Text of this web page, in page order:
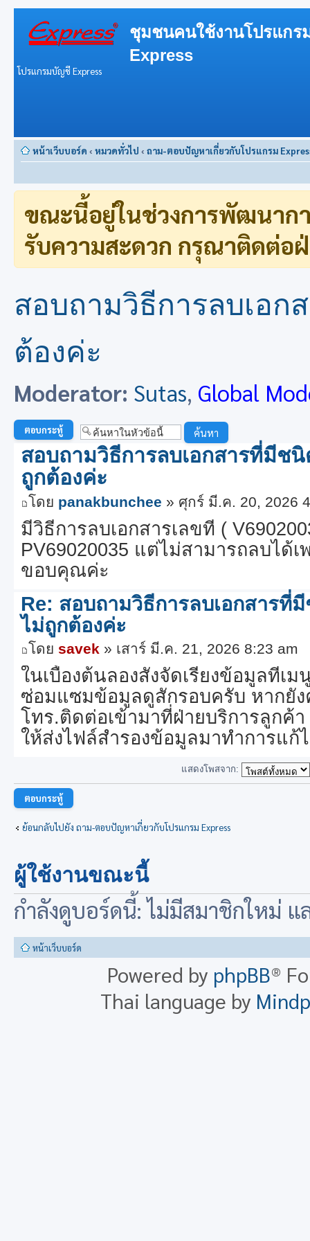
ชุมชนคนใช้งานโปรแก
Express
โปรแกรมบัญชี Express
หน้าเว็บบอร์ด ‹ หมวดทั่วไป ‹ ถาม-ตอบปัญหาเกี่ยวกับโปรแกรม
ขณะนี้อยู่ในช่วงการพัฒนาก
รับความสะดวก กรุณาติดต่อ
สอบถามวิธีการลบเอก
ต้องค่ะ
Moderator: Sutas, Global
ตอบกระทู้
สอบถามวิธีการลบเอกสารที่มีชนิ
ถูกต้องค่ะ
โดย panakbunchee » ศุกร์ มี.ค. 20, 2026
มีวิธีการลบเอกสารเลขที่ (
PV69020035 แต่ไม่สามารถลบได้
ขอบคุณค่ะ
Re: สอบถามวิธีการลบเอกสารที่
ไม่ถูกต้องค่ะ
โดย savek » เสาร์ มี.ค. 21, 2026 8:23 am
ในเบื้องต้นลองสั่งจัดเรียงข้อมูลที่เ
ซ่อมแซมข้อมูลดูสักรอบครับ หากยัง
โทร.ติดต่อเข้ามาที่ฝ่ายบริการลูกค้
ให้ส่งไฟล์สำรองข้อมูลมาทำการแก้
แสดงโพสจาก:
ตอบกระทู้
ย้อนกลับไปยัง ถาม-ตอบปัญหาเกี่ยวกับโปรแกรม Express
ผู้ใช้งานขณะนี้
กำลังดูบอร์ดนี้: ไม่มีสมาชิกใหม่
หน้าเว็บบอร์ด
Powered by phpBB®
Thai language by